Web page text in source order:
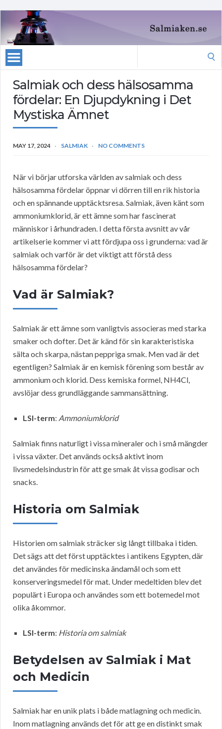
Salmiak och dess hälsosamma
fördelar: En Djupdykning i Det
Mystiska Ämnet
MAY 17, 2024 SALMIAK NO COMMENTS
När vi börjar utforska världen av salmiak och dess
hälsosamma fördelar öppnar vi dörren till en rik historia
och en spännande upptäcktsresa. Salmiak, även känt som
ammoniumklorid, är ett ämne som har fascinerat
människor i århundraden. I detta första avsnitt av vår
artikelserie kommer vi att fördjupa oss i grunderna: vad är
salmiak och varför är det viktigt att förstå dess
hälsosamma fördelar?
Vad är Salmiak?
Salmiak är ett ämne som vanligtvis associeras med starka
smaker och dofter. Det är känd för sin karakteristiska
sälta och skarpa, nästan peppriga smak. Men vad är det
egentligen? Salmiak är en kemisk förening som består av
ammonium och klorid. Dess kemiska formel, NH4Cl,
avslöjar dess grundläggande sammansättning.
LSI-term: Ammoniumklorid
Salmiak finns naturligt i vissa mineraler och i små mängder
i vissa växter. Det används också aktivt inom
livsmedelsindustrin för att ge smak åt vissa godisar och
snacks.
Historia om Salmiak
Historien om salmiak sträcker sig långt tillbaka i tiden.
Det sägs att det först upptäcktes i antikens Egypten, där
det användes för medicinska ändamål och som ett
konserveringsmedel för mat. Under medeltiden blev det
populärt i Europa och användes som ett botemedel mot
olika åkommor.
LSI-term: Historia om salmiak
Betydelsen av Salmiak i Mat
och Medicin
Salmiak har en unik plats i både matlagning och medicin.
Inom matlagning används det för att ge en distinkt smak